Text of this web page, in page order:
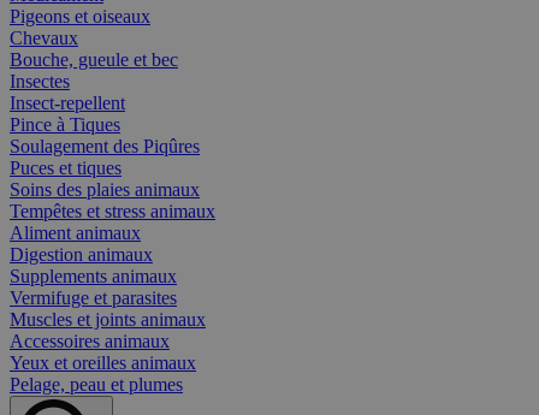
Pigeons et oiseaux
Chevaux
Bouche, gueule et bec
Insectes
Insect-repellent
Pince à Tiques
Soulagement des Piqûres
Puces et tiques
Soins des plaies animaux
Tempêtes et stress animaux
Aliment animaux
Digestion animaux
Supplements animaux
Vermifuge et parasites
Muscles et joints animaux
Accessoires animaux
Yeux et oreilles animaux
Pelage, peau et plumes